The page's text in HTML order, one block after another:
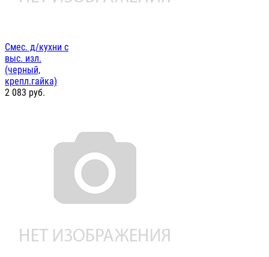
Смес. д/кухни с
выс. изл.
(черный,
крепл.гайка)
2 083 руб.